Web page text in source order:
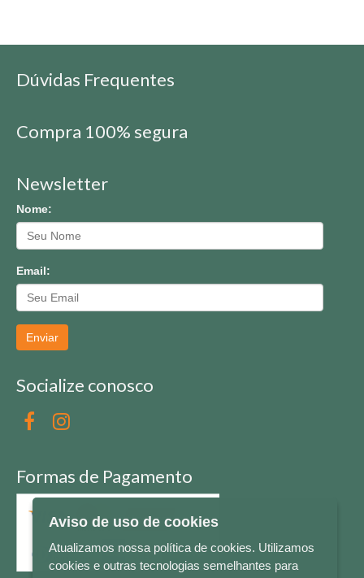
Dúvidas Frequentes
Compra 100% segura
Newsletter
Nome:
Email:
Enviar
Socialize conosco
Formas de Pagamento
Aviso de uso de cookies
Atualizamos nossa política de cookies. Utilizamos
cookies e outras tecnologias semelhantes para